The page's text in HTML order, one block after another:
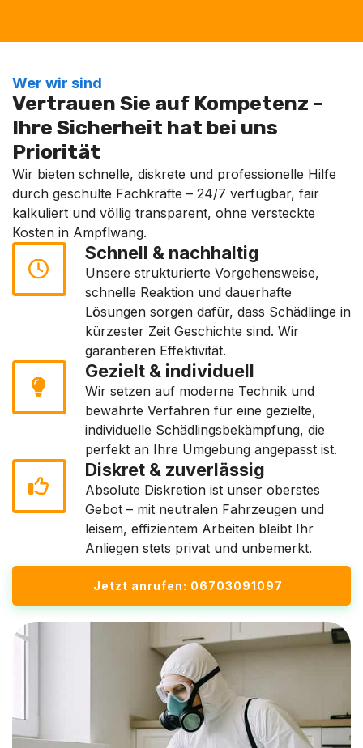
Wer wir sind
Vertrauen Sie auf Kompetenz –
Ihre Sicherheit hat bei uns
Priorität
Wir bieten schnelle, diskrete und professionelle Hilfe
durch geschulte Fachkräfte – 24/7 verfügbar, fair
kalkuliert und völlig transparent, ohne versteckte
Kosten in Ampflwang.
Schnell & nachhaltig
Unsere strukturierte Vorgehensweise,
schnelle Reaktion und dauerhafte
Lösungen sorgen dafür, dass Schädlinge in
kürzester Zeit Geschichte sind. Wir
garantieren Effektivität.
Gezielt & individuell
Wir setzen auf moderne Technik und
bewährte Verfahren für eine gezielte,
individuelle Schädlingsbekämpfung, die
perfekt an Ihre Umgebung angepasst ist.
Diskret & zuverlässig
Absolute Diskretion ist unser oberstes
Gebot – mit neutralen Fahrzeugen und
leisem, effizientem Arbeiten bleibt Ihr
Anliegen stets privat und unbemerkt.
Jetzt anrufen: 06703091097